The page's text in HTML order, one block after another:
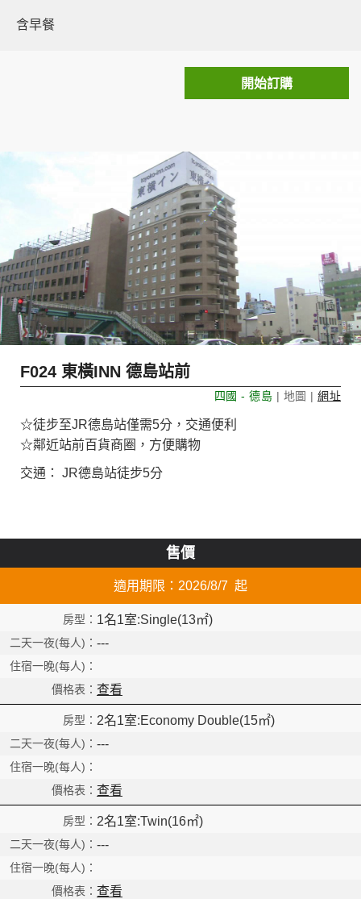
含早餐
開始訂購
F024 東橫INN 德島站前
四國 - 德島 | 地圖 | 網址
☆徒步至JR德島站僅需5分，交通便利
☆鄰近站前百貨商圈，方便購物
交通： JR德島站徒步5分
售價
適用期限：2026/8/7 起
1名1室:Single(13㎡)
---
查看
2名1室:Economy Double(15㎡)
---
查看
2名1室:Twin(16㎡)
---
查看